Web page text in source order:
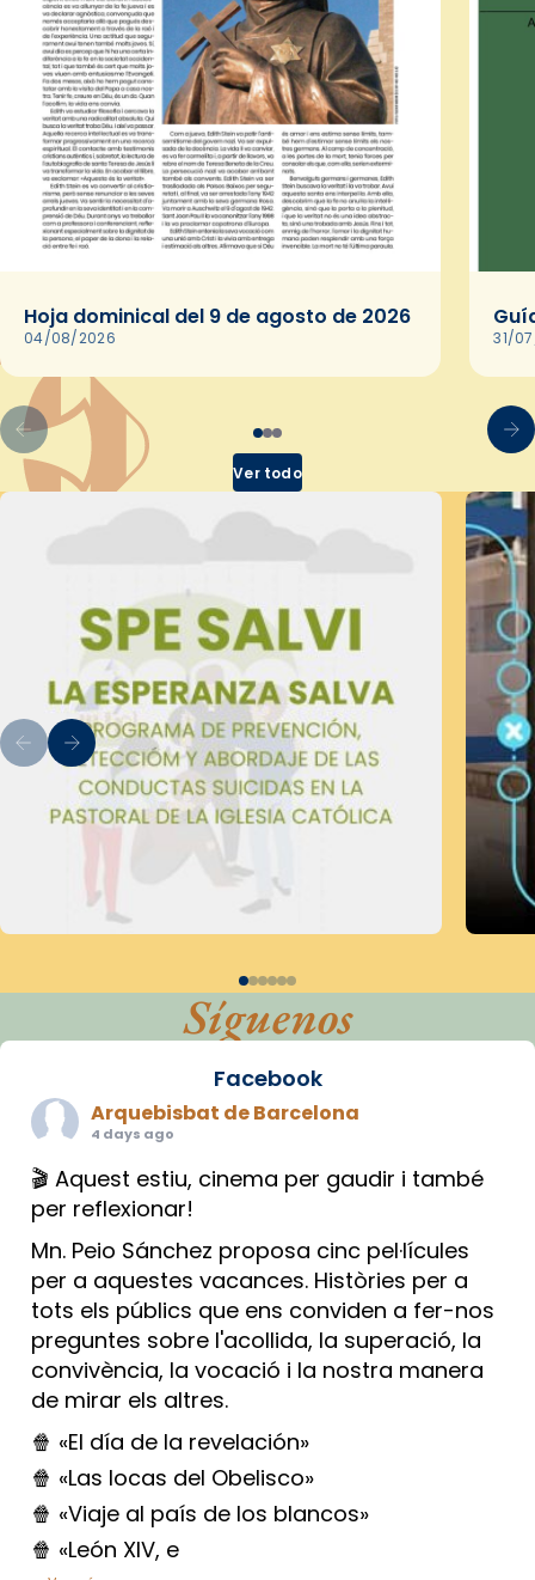
Hoja dominical del 9 de agosto de 2026
04/08/2026 31/
Ver todo
Síguenos
Facebook
Arquebisbat de Barcelona
4 days ago
🎬 Aquest estiu, cinema per gaudir i també
per reflexionar!
Mn. Peio Sánchez proposa cinc pel·lícules
per a aquestes vacances. Històries per a
tots els públics que ens conviden a fer-nos
preguntes sobre l'acollida, la superació, la
convivència, la vocació i la nostra manera
de mirar els altres.
🍿 «El día de la revelación»
🍿 «Las locas del Obelisco»
🍿 «Viaje al país de los blancos»
🍿 «León XIV, e